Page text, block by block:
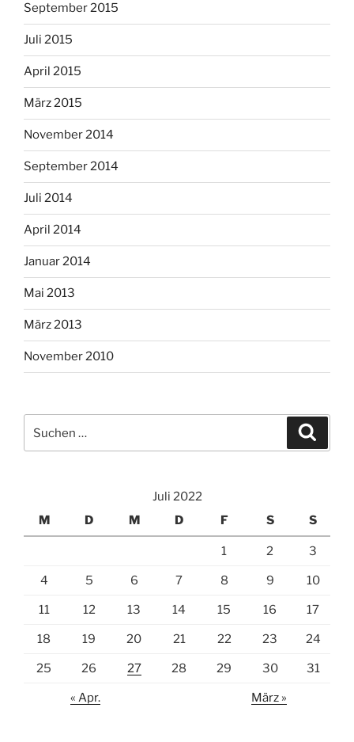
September 2015
Juli 2015
April 2015
März 2015
November 2014
September 2014
Juli 2014
April 2014
Januar 2014
Mai 2013
März 2013
November 2010
nach:
Juli 2022
M
D M D F S S
1 2 3
4 5 6 7 8 9 10
11 12 13 14 15 16 17
18 19 20 21 22 23 24
25 26 27 28 29 30 31
« Apr. März »